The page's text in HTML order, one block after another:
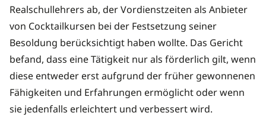
Realschullehrers ab, der Vordienstzeiten als Anbieter
von Cocktailkursen bei der Festsetzung seiner
Besoldung berücksichtigt haben wollte. Das Gericht
befand, dass eine Tätigkeit nur als förderlich gilt, wenn
diese entweder erst aufgrund der früher gewonnenen
Fähigkeiten und Erfahrungen ermöglicht oder wenn
sie jedenfalls erleichtert und verbessert wird.